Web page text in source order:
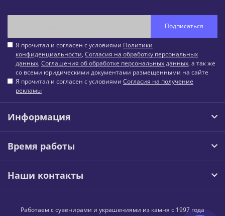
Подписаться
Я прочитал и согласен с условиями Политики
конфиденциальности, Согласия на обработку персональных
данных, Соглашения об обработке персональных данных, а так же
со всеми юридическими документами размещенными на сайте
Я прочитал и согласен с условиями Согласия на получение
рекламы
Информация
Время работы
Наши контакты
Работаем с сувенирами и украшениями из камня с 1997 года